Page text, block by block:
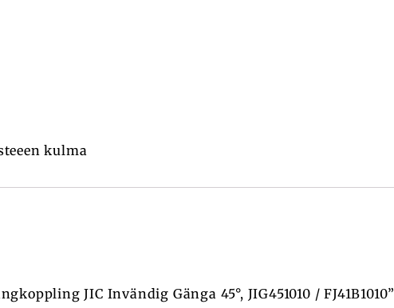
JIC Invändig Gänga 45°, JIG451010 / FJ41B1010”